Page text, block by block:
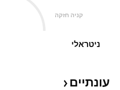
קניה חזקה
ניטראלי
עונתיים